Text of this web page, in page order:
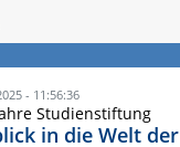
- 11:56:36
Studienstiftung
in die Welt der